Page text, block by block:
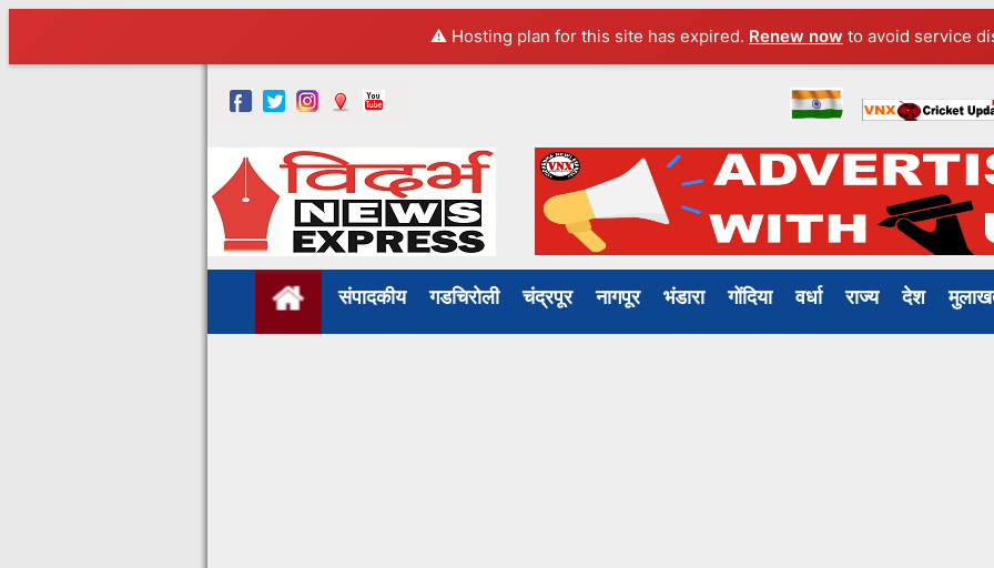
⚠️ Hosting plan for this site has expired. Renew now to avoid service
संपादकीय गडचिरोली चंद्रपूर नागपूर भंडारा गोंदिया वर्धा राज्य देश